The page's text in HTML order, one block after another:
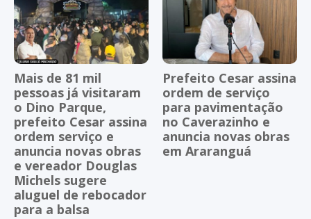
Mais de 81 mil
pessoas já visitaram
o Dino Parque,
prefeito Cesar assina
ordem serviço e
anuncia novas obras
e vereador Douglas
Michels sugere
aluguel de rebocador
para a balsa
Prefeito Cesar assina
ordem de serviço
para pavimentação
no Caverazinho e
anuncia novas obras
em Araranguá